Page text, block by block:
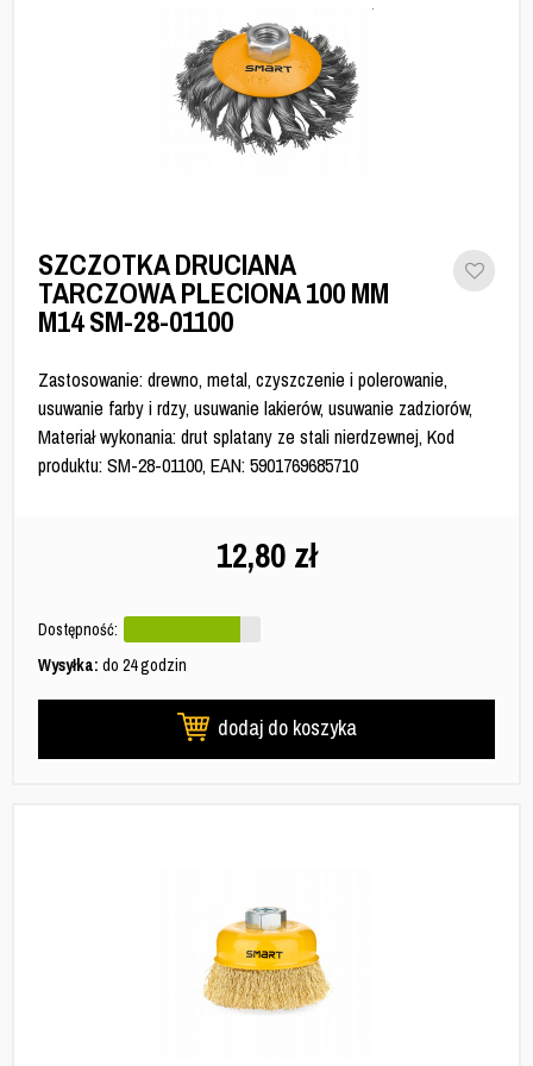
SZCZOTKA DRUCIANA
TARCZOWA PLECIONA 100 MM
M14 SM-28-01100
Zastosowanie: drewno, metal, czyszczenie i polerowanie,
usuwanie farby i rdzy, usuwanie lakierów, usuwanie zadziorów,
Materiał wykonania: drut splatany ze stali nierdzewnej, Kod
produktu: SM-28-01100, EAN: 5901769685710
12,80 zł
Dostępność:
Wysyłka: do 24 godzin
dodaj do koszyka